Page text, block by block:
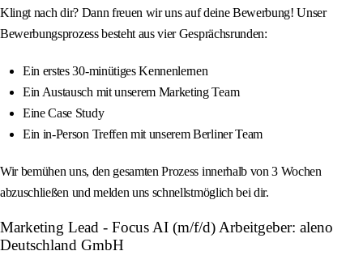
Klingt nach dir? Dann freuen wir uns auf deine Bewerbung! Unser
Bewerbungsprozess besteht aus vier Gesprächsrunden:
Ein erstes 30‑minütiges Kennenlernen
Ein Austausch mit unserem Marketing Team
Eine Case Study
Ein in‑Person Treffen mit unserem Berliner Team
Wir bemühen uns, den gesamten Prozess innerhalb von 3 Wochen
abzuschließen und melden uns schnellstmöglich bei dir.
Marketing Lead - Focus AI (m/f/d) Arbeitgeber: aleno
Deutschland GmbH